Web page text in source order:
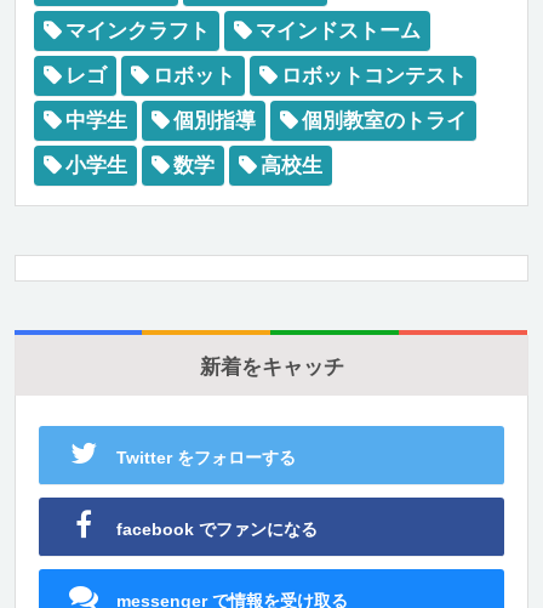
マインクラフト
マインドストーム
レゴ
ロボット
ロボットコンテスト
中学生
個別指導
個別教室のトライ
小学生
数学 高校生
新着をキャッチ
Twitter をフォローする
facebook でファンになる
messenger で情報を受け取る